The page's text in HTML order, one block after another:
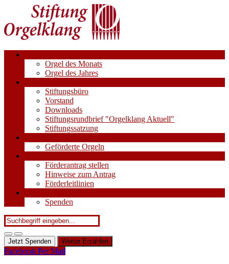
Orgel des Monats
Orgel des Jahres
Stiftungsbüro
Vorstand
Downloads
Stiftungsrundbrief "Orgelklang Aktuell"
Stiftungssatzung
Geförderte Orgeln
Förderantrag stellen
Hinweise zum Antrag
Förderleitlinien
Spenden
Jetzt Spenden Weiter Erzählen
Facebook Per Mail